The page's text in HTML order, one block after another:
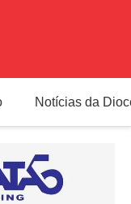
Notícias da